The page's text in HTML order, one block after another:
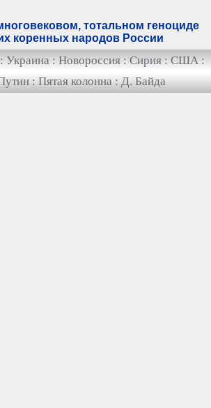
тотальном геноциде
коренных народов России
: Украина : Новороссия : Сирия : США :
: Пятая колонна : Д. Байда